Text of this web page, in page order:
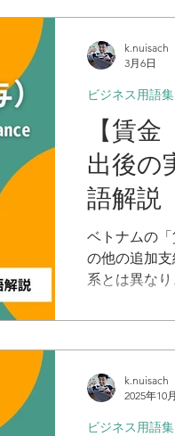
対応するため
必要です。
【賃
出後の
語解説
ベトナムの
の他の追加
系とは異な
手当と含ま
した上で給与
なります。
ビジネス用語集
k.nuisach
3月6日
ビジネス用語集
k.nuisach
2025年10